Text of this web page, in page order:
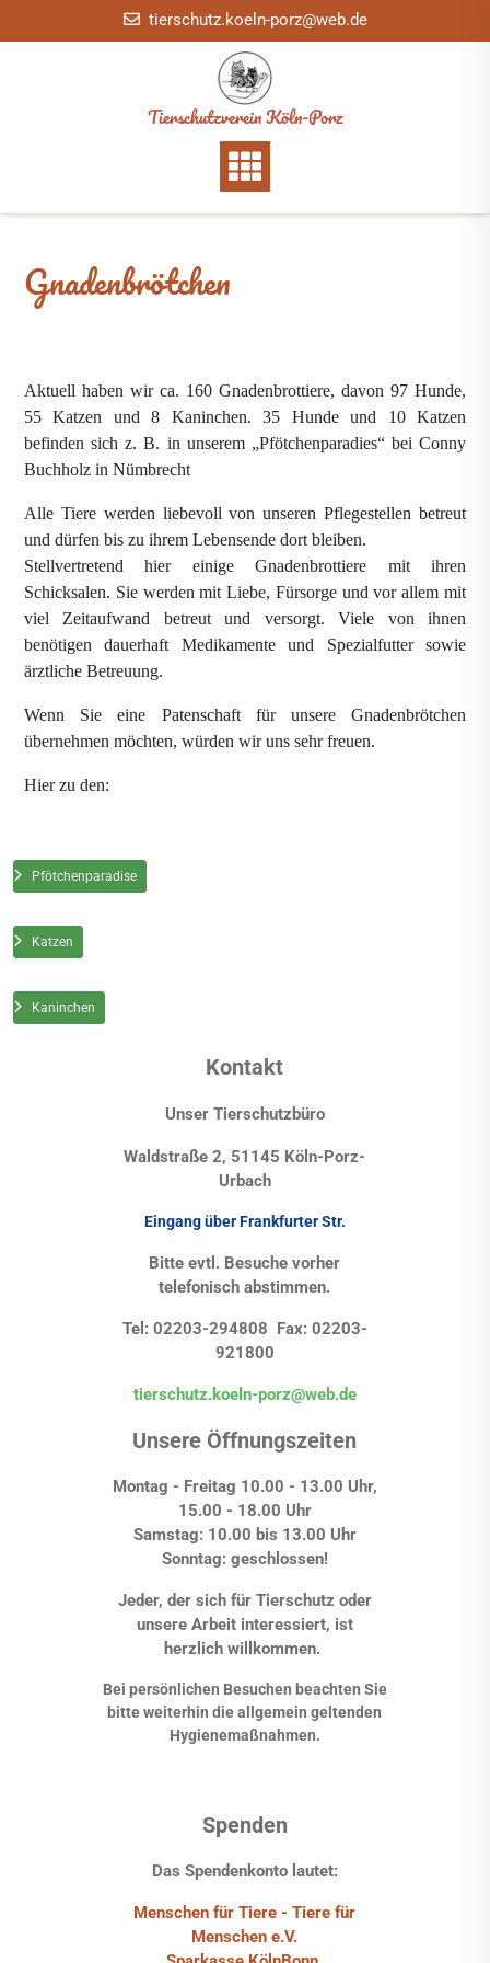
to
tierschutz.koeln-porz@web.de
Tierschutzverein Köln-Porz
Gnadenbrötchen
Aktuell haben wir ca. 160 Gnadenbrottiere, davon 97 Hunde,
55 Katzen und 8 Kaninchen. 35 Hunde und 10 Katzen
befinden sich z. B. in unserem „Pfötchenparadies“ bei Conny
Buchholz in Nümbrecht
Alle Tiere werden liebevoll von unseren Pflegestellen betreut
und dürfen bis zu ihrem Lebensende dort bleiben.
Stellvertretend hier einige Gnadenbrottiere mit ihren
Schicksalen. Sie werden mit Liebe, Fürsorge und vor allem mit
viel Zeitaufwand betreut und versorgt. Viele von ihnen
benötigen dauerhaft Medikamente und Spezialfutter sowie
ärztliche Betreuung.
Wenn Sie eine Patenschaft für unsere Gnadenbrötchen
übernehmen möchten, würden wir uns sehr freuen.
Hier zu den:
Pfötchenparadise
Katzen
Kaninchen
Kontakt
Unser Tierschutzbüro
Waldstraße 2, 51145 Köln-Porz-
Urbach
Eingang über Frankfurter Str.
Bitte evtl. Besuche vorher
telefonisch abstimmen.
Tel: 02203-294808 Fax: 02203-
921800
tierschutz.koeln-porz@web.de
Unsere Öffnungszeiten
Montag - Freitag 10.00 - 13.00 Uhr,
15.00 - 18.00 Uhr
Samstag: 10.00 bis 13.00 Uhr
Sonntag: geschlossen!
Jeder, der sich für Tierschutz oder
unsere Arbeit interessiert, ist
herzlich willkommen.
Bei persönlichen Besuchen beachten Sie
bitte weiterhin die allgemein geltenden
Hygienemaßnahmen.
Spenden
Das Spendenkonto lautet:
Menschen für Tiere - Tiere für
Menschen e.V.